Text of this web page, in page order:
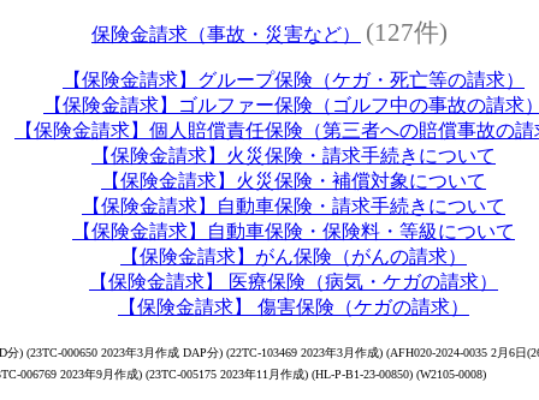
保険金請求（事故・災害など） (127件)
【保険金請求】グループ保険（ケガ・死亡等の請求）
【保険金請求】ゴルファー保険（ゴルフ中の事故の請求）
【保険金請求】個人賠償責任保険（第三者への賠償事故の請
【保険金請求】火災保険・請求手続きについて
【保険金請求】火災保険・補償対象について
【保険金請求】自動車保険・請求手続きについて
【保険金請求】自動車保険・保険料・等級について
【保険金請求】がん保険（がんの請求）
【保険金請求】 医療保険（病気・ケガの請求）
【保険金請求】 傷害保険（ケガの請求）
) (23TC-000650 2023年3月作成 DAP分) (22TC-103469 2023年3月作成) (AFH020-2024-0035 2月6日
006769 2023年9月作成) (23TC-005175 2023年11月作成) (HL-P-B1-23-00850) (W2105-0008)